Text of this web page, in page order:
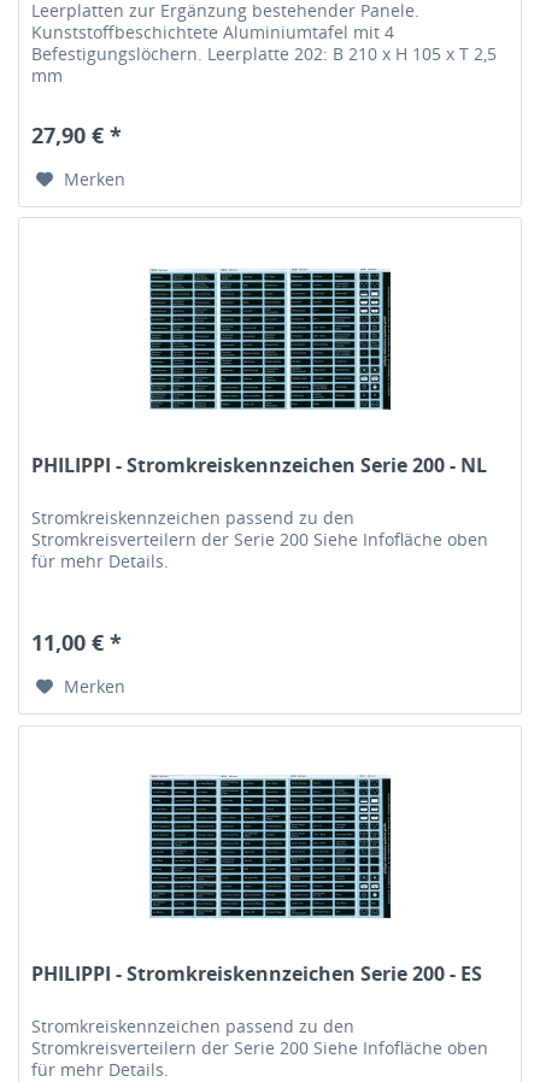
Leerplatten zur Ergänzung bestehender Panele.
Kunststoffbeschichtete Aluminiumtafel mit 4
Befestigungslöchern. Leerplatte 202: B 210 x H 105 x T 2,5
mm
27,90 € *
Merken
PHILIPPI - Stromkreiskennzeichen Serie 200 - NL
Stromkreiskennzeichen passend zu den
Stromkreisverteilern der Serie 200 Siehe Infofläche oben
für mehr Details.
11,00 € *
Merken
PHILIPPI - Stromkreiskennzeichen Serie 200 - ES
Stromkreiskennzeichen passend zu den
Stromkreisverteilern der Serie 200 Siehe Infofläche oben
für mehr Details.